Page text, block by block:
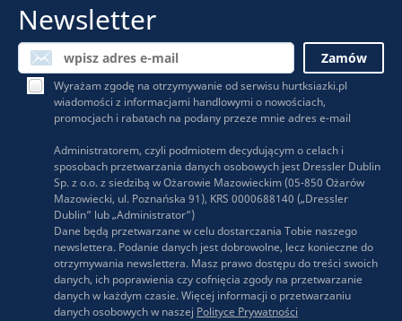
Newsletter
Wyrażam zgodę na otrzymywanie od serwisu hurtksiazki.pl
wiadomości z informacjami handlowymi o nowościach,
promocjach i rabatach na podany przeze mnie adres e-mail
Administratorem, czyli podmiotem decydującym o celach i
sposobach przetwarzania danych osobowych jest Dressler Dublin
Sp. z o.o. z siedzibą w Ożarowie Mazowieckim (05-850 Ożarów
Mazowiecki, ul. Poznańska 91), KRS 0000688140 („Dressler
Dublin” lub „Administrator”)
Dane będą przetwarzane w celu dostarczania Tobie naszego
newslettera. Podanie danych jest dobrowolne, lecz konieczne do
otrzymywania newslettera. Masz prawo dostępu do treści swoich
danych, ich poprawienia czy cofnięcia zgody na przetwarzanie
danych w każdym czasie. Więcej informacji o przetwarzaniu
danych osobowych w naszej Polityce Prywatności